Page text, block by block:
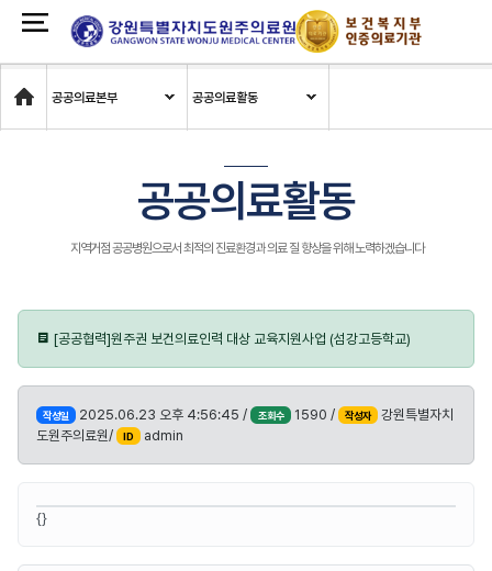
Home
공공의료본부 공공의료활동
공공의료활동
지역거점 공공병원으로서 최적의 진료환경과 의료 질 향상을 위해 노력하겠습니다
[공공협력]원주권 보건의료인력 대상 교육지원사업 (섬강고등학교)
작성일 2025.06.23 오후 4:56:45 / 조회수 1590 / 작성자
강원특별자치
도원주의료원/
ID admin
{}